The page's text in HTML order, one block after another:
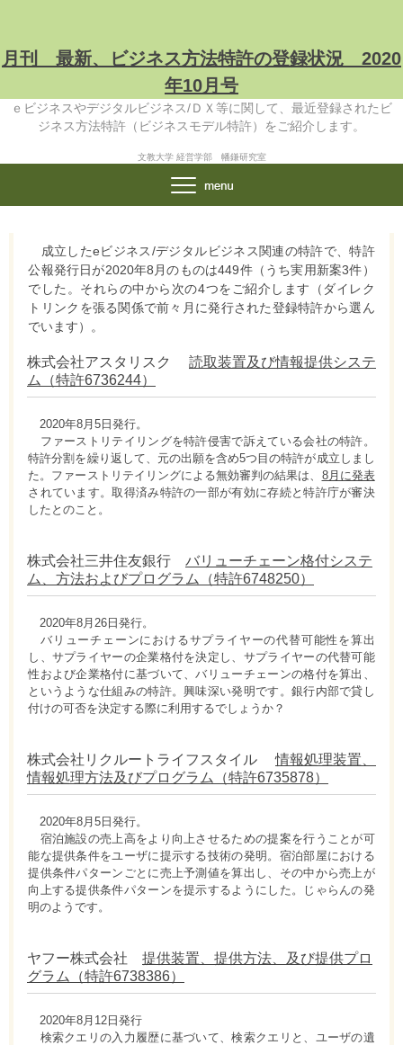
月刊 最新、ビジネス方法特許の登録状況 2020
年10月号
ｅビジネスやデジタルビジネス/ＤＸ等に関して、最近登録されたビ
ジネス方法特許（ビジネスモデル特許）をご紹介します。
文教大学 経営学部 幡鎌研究室
成立したeビジネス/デジタルビジネス関連の特許で、特許
公報発行日が2020年8月のものは449件（うち実用新案3件）
でした。それらの中から次の4つをご紹介します（ダイレク
トリンクを張る関係で前々月に発行された登録特許から選ん
でいます）。
株式会社アスタリスク 読取装置及び情報提供システ
ム（特許6736244）
2020年8月5日発行。
ファーストリテイリングを特許侵害で訴えている会社の特許。
特許分割を繰り返して、元の出願を含め5つ目の特許が成立しまし
た。ファーストリテイリングによる無効審判の結果は、 8月に発表
されています。取得済み特許の一部が有効に存続と特許庁が審決
したとのこと。
株式会社三井住友銀行 バリューチェーン格付システ
ム、方法およびプログラム（特許6748250）
2020年8月26日発行。
バリューチェーンにおけるサプライヤーの代替可能性を算出
し、サプライヤーの企業格付を決定し、サプライヤーの代替可能
性および企業格付に基づいて、バリューチェーンの格付を算出、
というような仕組みの特許。興味深い発明です。銀行内部で貸し
付けの可否を決定する際に利用するでしょうか？
株式会社リクルートライフスタイル情報処理装置、
情報処理方法及びプログラム（特許6735878）
2020年8月5日発行。
宿泊施設の売上高をより向上させるための提案を行うことが可
能な提供条件をユーザに提示する技術の発明。宿泊部屋における
提供条件パターンごとに売上予測値を算出し、その中から売上が
向上する提供条件パターンを提示するようにした。じゃらんの発
明のようです。
ヤフー株式会社 提供装置、提供方法、及び提供プロ
グラム（特許6738386）
2020年8月12日発行
検索クエリの入力履歴に基づいて、検索クエリと、ユーザの遺